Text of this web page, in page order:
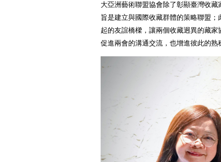
大亞洲藝術聯盟協會除了彰顯臺灣收
旨是建立與國際收藏群體的策略聯盟；
起的友誼橋樑，讓兩個收藏迥異的藏
促進兩會的溝通交流，也增進彼此的熟